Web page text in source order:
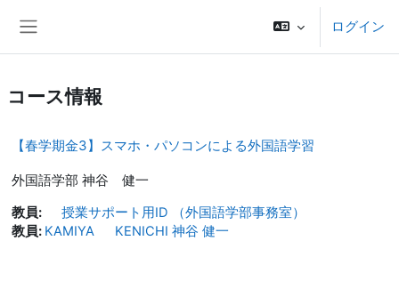
ログイン
コース情報
【春学期金3】スマホ・パソコンによる外国語学習
外国語学部 神谷 健一
教員:
授業サポート用ID （外国語学部事務室）
教員: KAMIYA KENICHI 神谷 健一